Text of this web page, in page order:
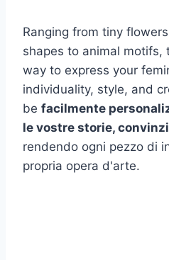
Ranging from tiny
shapes to animal motifs,
way to express your
individuality, style, and
be facilmente
le vostre storie,
rendendo ogni pezzo di
propria opera d'arte.